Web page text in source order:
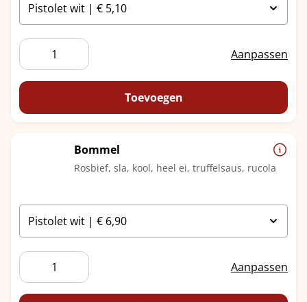
Boeren
Beenham
Naturel
Aanpassen
Toevoegen
Bommel
Rosbief, sla, kool, heel ei, truffelsaus, rucola
Bommel
aantal
Aanpassen